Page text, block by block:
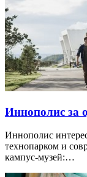
Иннополис за
Иннополис
технопарком и
кампус-музей:…